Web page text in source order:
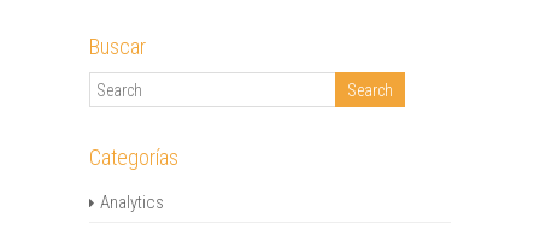
Buscar
Categorías
Analytics